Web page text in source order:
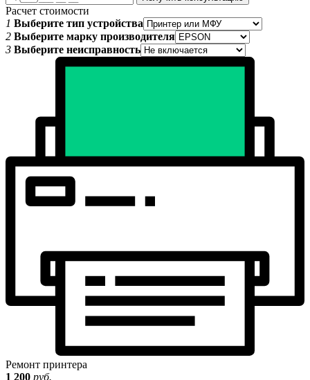
Расчет стоимости
1 Выберите тип устройства
2 Выберите марку производителя
3 Выберите неисправность
Ремонт принтера
1 200 руб.